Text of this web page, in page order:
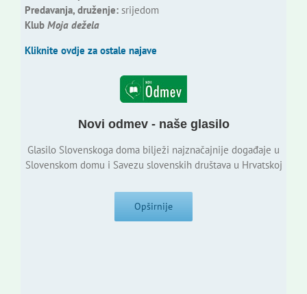
Predavanja, druženje:srijedom
Klub Moja dežela
Kliknite ovdje za ostale najave
Novi odmev - naše glasilo
Glasilo Slovenskoga doma bilježi najznačajnije događaje u
Slovenskom domu i Savezu slovenskih društava u Hrvatskoj
Opširnije